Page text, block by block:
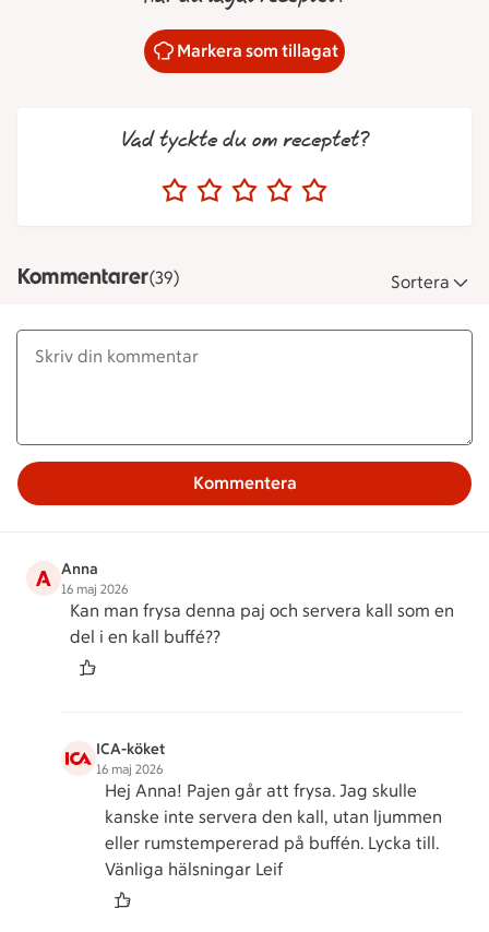
Markera som tillagat
Vad tyckte du om receptet?
Kommentarer(39) Sortera
Kommentera
A Anna
16 maj 2026
Kan man frysa denna paj och servera kall som en
del i en kall buffé??
ICA-köket
16 maj 2026
Hej Anna! Pajen går att frysa. Jag skulle
kanske inte servera den kall, utan ljummen
eller rumstempererad på buffén. Lycka till.
Vänliga hälsningar Leif